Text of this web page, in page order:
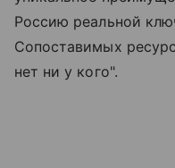
Россию реальной
Сопоставимых
нет ни у кого".